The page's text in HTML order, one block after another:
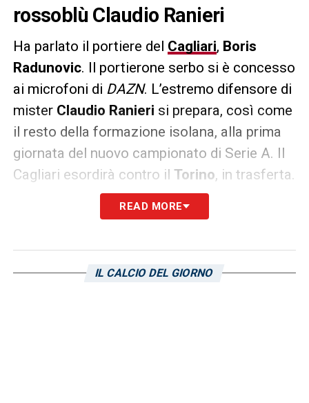
rossoblù Claudio Ranieri
Ha parlato il portiere del Cagliari, Boris
Radunovic. Il portierone serbo si è concesso
ai microfoni di DAZN. L’estremo difensore di
mister Claudio Ranieri si prepara, così come
il resto della formazione isolana, alla prima
giornata del nuovo campionato di Serie A. Il
Cagliari esordirà contro il Torino, in trasferta.
Ecco uno stralcio delle parole di Radunovic
dove parla proprio del tecnico Ranieri.
«Il mister ci ha dato una forza in più ad
affrontare le partite che anche le altre
READ MORE
IL CALCIO DEL GIORNO